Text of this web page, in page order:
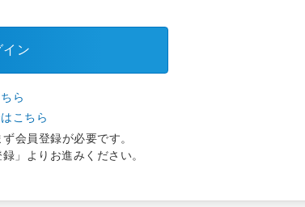
イン
ら
こちら
会員登録が必要です。
」よりお進みください。